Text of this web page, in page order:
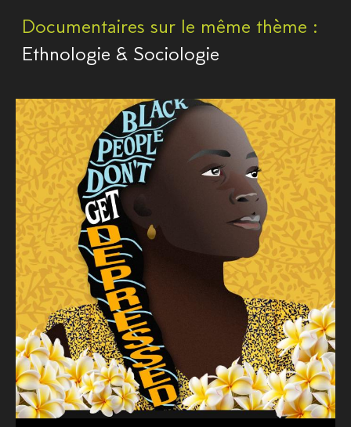
Documentaires sur le même thème :
Ethnologie & Sociologie